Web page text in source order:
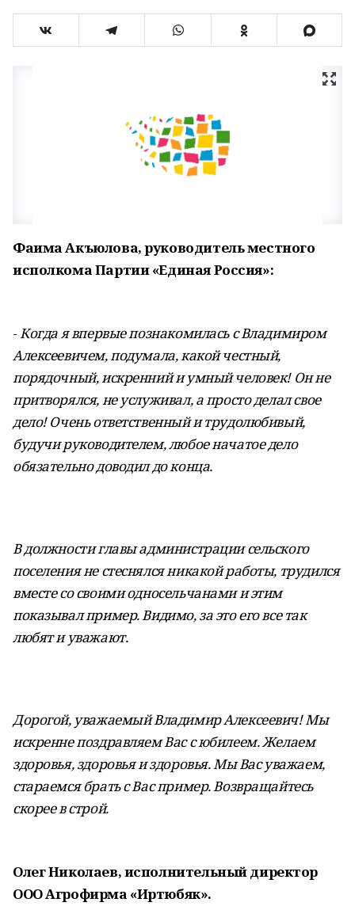
Фаима Акъюлова, руководитель местного
исполкома Партии «Единая Россия»:
-Когда я впервые познакомилась с Владимиром
Алексеевичем, подумала, какой честный,
порядочный, искренний и умный человек! Он не
притворялся, не услуживал, а просто делал свое
дело! Очень ответственный и трудолюбивый,
будучи руководителем, любое начатое дело
обязательно доводил до конца.
В должности главы администрации сельского
поселения не стеснялся никакой работы, трудился
вместе со своими односельчанами и этим
показывал пример. Видимо, за это его все так
любят и уважают.
Дорогой, уважаемый Владимир Алексеевич! Мы
искренне поздравляем Вас с юбилеем. Желаем
здоровья, здоровья и здоровья. Мы Вас уважаем,
стараемся брать с Вас пример. Возвращайтесь
скорее в строй.
Олег Николаев, исполнительный директор
ООО Агрофирма «Иртюбяк».